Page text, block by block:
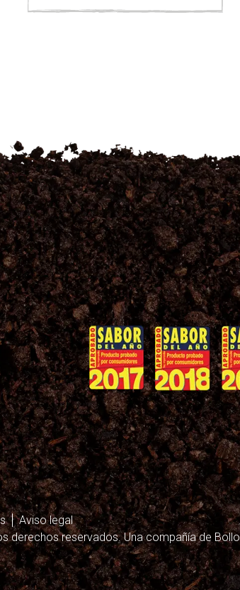
Aviso legal
derechos reservados. Una compañía de